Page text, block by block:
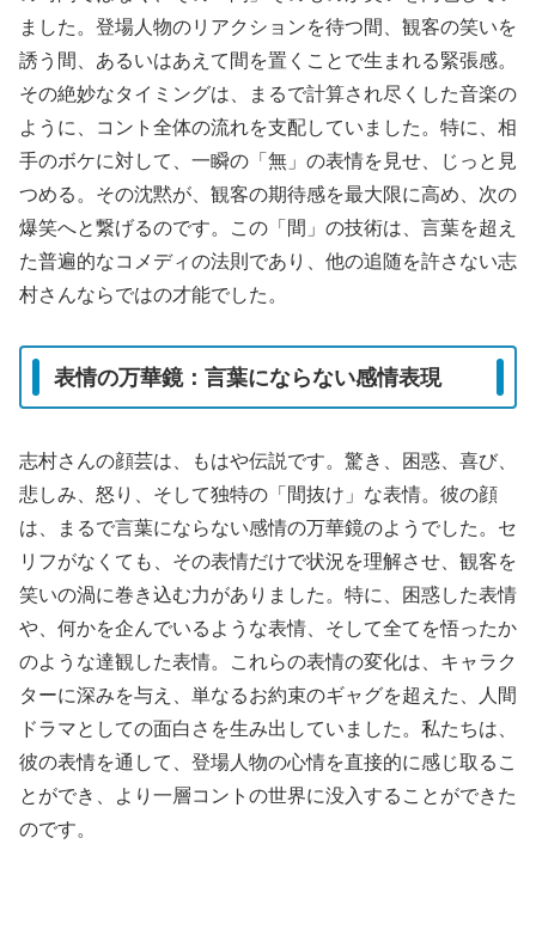
ました。登場人物のリアクションを待つ間、観客の笑いを
誘う間、あるいはあえて間を置くことで生まれる緊張感。
その絶妙なタイミングは、まるで計算され尽くした音楽の
ように、コント全体の流れを支配していました。特に、相
手のボケに対して、一瞬の「無」の表情を見せ、じっと見
つめる。その沈黙が、観客の期待感を最大限に高め、次の
爆笑へと繋げるのです。この「間」の技術は、言葉を超え
た普遍的なコメディの法則であり、他の追随を許さない志
村さんならではの才能でした。
表情の万華鏡：言葉にならない感情表現
志村さんの顔芸は、もはや伝説です。驚き、困惑、喜び、
悲しみ、怒り、そして独特の「間抜け」な表情。彼の顔
は、まるで言葉にならない感情の万華鏡のようでした。セ
リフがなくても、その表情だけで状況を理解させ、観客を
笑いの渦に巻き込む力がありました。特に、困惑した表情
や、何かを企んでいるような表情、そして全てを悟ったか
のような達観した表情。これらの表情の変化は、キャラク
ターに深みを与え、単なるお約束のギャグを超えた、人間
ドラマとしての面白さを生み出していました。私たちは、
彼の表情を通して、登場人物の心情を直接的に感じ取るこ
とができ、より一層コントの世界に没入することができた
のです。